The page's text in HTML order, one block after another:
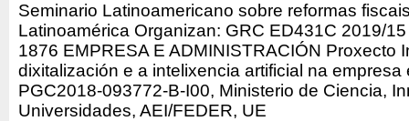
Seminario Latinoamericano sobre reformas
Latinoamérica Organizan: GRC ED431C 2019/
1876 EMPRESA E ADMINISTRACIÓN Proxecto
dixitalización e a intelixencia artificial na empresa
PGC2018-093772-B-I00, Ministerio de Ciencia,
Universidades, AEI/FEDER, UE